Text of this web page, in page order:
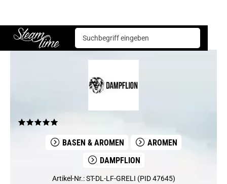
Steam time
Basen & Aromen Aromen Dampflion
BASEN & AROMEN
AROMEN
DAMPFLION
Artikel-Nr.: ST-DL-LF-GRELI (PID 47645)